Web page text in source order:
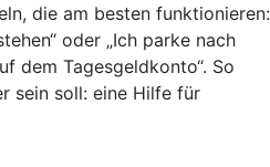
die am besten funktionieren:
oder „Ich parke nach
dem Tagesgeldkonto“. So
sein soll: eine Hilfe für